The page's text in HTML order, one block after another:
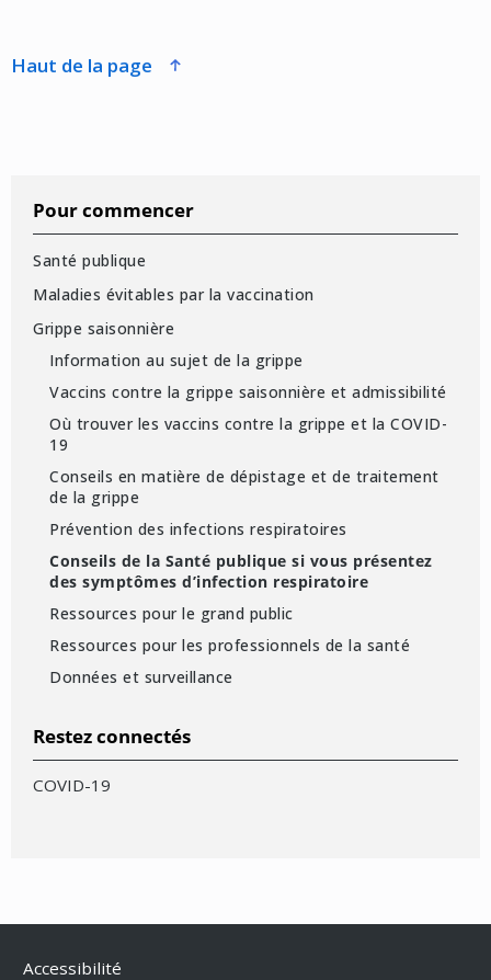
haut de la page
Pour commencer
Santé publique
Maladies évitables par la vaccination
Grippe saisonnière
Information au sujet de la grippe
Vaccins contre la grippe saisonnière et admissibilité
Où trouver les vaccins contre la grippe et la COVID-
19
Conseils en matière de dépistage et de traitement
de la grippe
Prévention des infections respiratoires
Conseils de la Santé publique si vous présentez
des symptômes d’infection respiratoire
Ressources pour le grand public
Ressources pour les professionnels de la santé
Données et surveillance
Restez connectés
COVID-19
Accessibilité